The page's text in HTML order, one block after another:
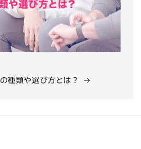
種類や選び方とは？